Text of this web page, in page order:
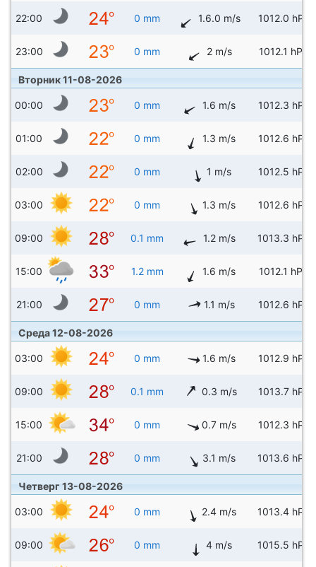
22:00 0 mm 1.6.0 m/s 1012.0 hPa
23:00 0 mm 2 m/s 1012.1 hPa
Вторник 11-08-2026
00:00 0 mm 1.6 m/s 1012.3 hPa
01:00 0 mm 1.3 m/s 1012.6 hPa
02:00 0 mm 1 m/s 1012.5 hPa
03:00 0 mm 1.3 m/s 1012.6 hPa
09:00 0.1 mm 1.2 m/s 1013.3 hPa
15:00 1.2 mm 1.6 m/s 1012.1 hPa
21:00 0 mm 1.1 m/s 1012.6 hPa
Среда 12-08-2026
03:00 0 mm 1.6 m/s 1012.9 hPa
09:00 0.1 mm 0.3 m/s 1013.7 hPa
15:00 0 mm 0.7 m/s 1012.3 hPa
21:00 0 mm 3.1 m/s 1013.6 hPa
Четверг 13-08-2026
03:00 0 mm 2.4 m/s 1013.4 hPa
09:00 0 mm 4 m/s 1015.5 hPa